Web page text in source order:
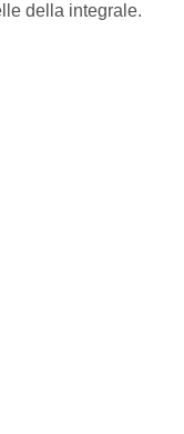
della integrale.